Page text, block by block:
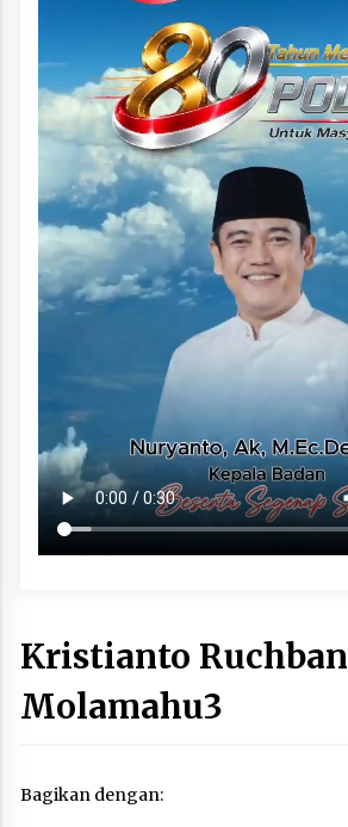
Kristianto Ruchban
Molamahu3
Bagikan dengan: